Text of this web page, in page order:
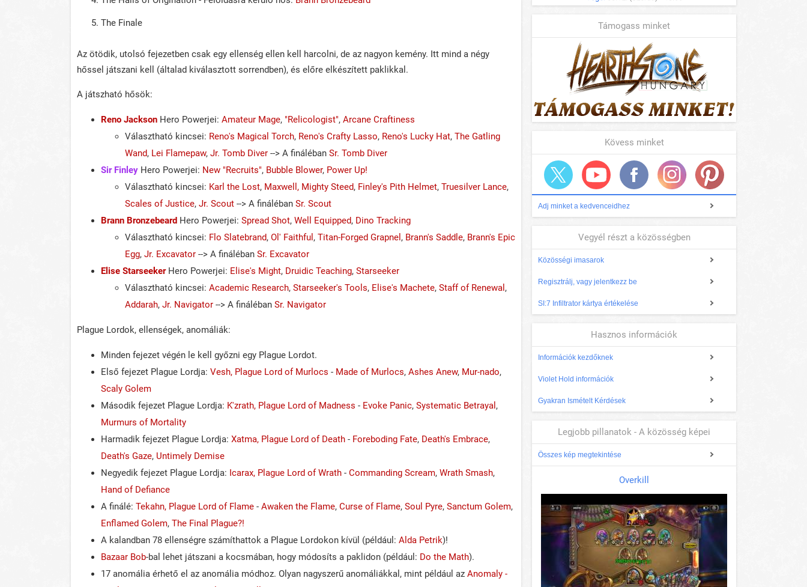
The Finale
Az ötödik, utolsó fejezetben csak egy ellenség ellen kell harcolni, de az nagyon kemény. Itt mind a négy
hőssel játszani kell (általad kiválasztott sorrendben), és előre elkészített paklikkal.
A játszható hősök:
Reno Jackson Hero Powerjei: Amateur Mage, "Relicologist", Arcane Craftiness
Választható kincsei: Reno's Magical Torch, Reno's Crafty Lasso, Reno's Lucky Hat, The Gatling
Wand, Lei Flamepaw, Jr. Tomb Diver --> A fináléban Sr. Tomb Diver
Sir Finley Hero Powerjei: New "Recruits", Bubble Blower, Power Up!
Választható kincsei: Karl the Lost, Maxwell, Mighty Steed, Finley's Pith Helmet, Truesilver Lance,
Scales of Justice, Jr. Scout --> A fináléban Sr. Scout
Brann Bronzebeard Hero Powerjei: Spread Shot, Well Equipped, Dino Tracking
Választható kincsei: Flo Slatebrand, Ol' Faithful , Titan-Forged Grapnel , Brann's Saddle, Brann's Epic
Egg, Jr. Excavator --> A fináléban Sr. Excavator
Elise StarseekerHero Powerjei: Elise's Might, Druidic Teaching, Starseeker
Választható kincsei: Academic Research, Starseeker's Tools, Elise's Machete, Staff of Renewal ,
Addarah, Jr. Navigator --> A fináléban Sr. Navigator
Plague Lordok, ellenségek, anomáliák:
Minden fejezet végén le kell győzni egy Plague Lordot.
Első fejezet Plague Lordja: Vesh, Plague Lord of Murlocs - Made of Murlocs, Ashes Anew, Mur-nado,
Scaly Golem
Második fejezet Plague Lordja: K'zrath, Plague Lord of Madness - Evoke Panic, Systematic Betrayal ,
Murmurs of Mortality
Harmadik fejezet Plague Lordja: Xatma, Plague Lord of Death - Foreboding Fate, Death's Embrace,
Death's Gaze, Untimely Demise
Negyedik fejezet Plague Lordja: Icarax, Plague Lord of Wrath - Commanding Scream, Wrath Smash,
Hand of Defiance
A finálé: Tekahn, Plague Lord of Flame - Awaken the Flame, Curse of Flame, Soul Pyre, Sanctum Golem,
Enflamed Golem, The Final Plague?!
A kalandban 78 ellenségre számíthattok a Plague Lordokon kívül (például: Alda Petrik)!
Bazaar Bob-bal lehet játszani a kocsmában, hogy módosíts a paklidon (például: Do the Math).
17 anomália érhető el az anomália módhoz. Olyan nagyszerű anomáliákkal, mint például az Anomaly -
Támogass minket
Kövess minket
Adj minket a kedvenceidhez
Vegyél részt a közösségben
Közösségi imasarok
Regisztrálj, vagy jelentkezz be
SI:7 Infiltrator kártya értékelése
Hasznos információk
Információk kezdőknek
Violet Hold információk
Gyakran Ismételt Kérdések
Legjobb pillanatok - A közösség képei
Összes kép megtekintése
Overkill